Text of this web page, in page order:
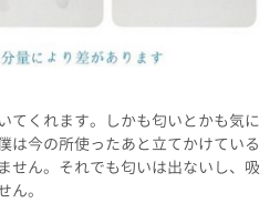
てくれます。しかも匂いとかも気に
は今の所使ったあと立てかけている
せん。それでも匂いは出ないし、吸
。